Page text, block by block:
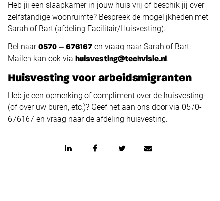
Heb jij een slaapkamer in jouw huis vrij of beschik jij over
zelfstandige woonruimte? Bespreek de mogelijkheden met
Sarah of Bart (afdeling Facilitair/Huisvesting).
Bel naar0570 – 676167 en vraag naar Sarah of Bart.
Mailen kan ook via huisvesting@techvisie.nl .
Huisvesting voor arbeidsmigranten
Heb je een opmerking of compliment over de huisvesting
(of over uw buren, etc.)? Geef het aan ons door via 0570-
676167 en vraag naar de afdeling huisvesting.